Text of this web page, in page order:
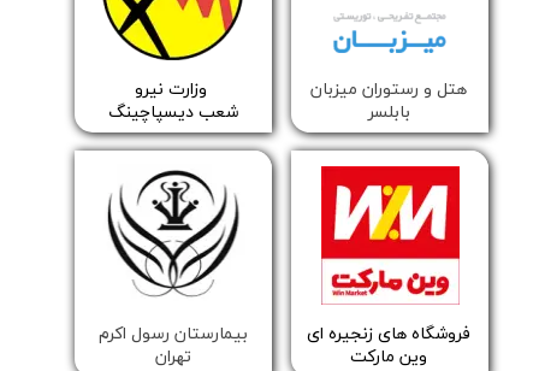
​​هتل و رستوران میزبان
بابلسر
​فروشگاه های زنجیره ای
وین مارکت
بیمارستان رسول اکرم
تهران
​وزارت نیرو
شعب دیسپاچینگ